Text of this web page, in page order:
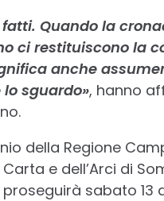
Quando la
ci restituiscono la
anche
sguardo», hanno
della Regione
e dell’Arci di
sabato 13